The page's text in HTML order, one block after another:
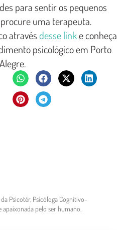
para sentir os pequenos
uma terapeuta.
através desse linke conheça
psicológico em Porto
Alegre.
Psicotér, Psicóloga Cognitivo-
pelo ser humano.